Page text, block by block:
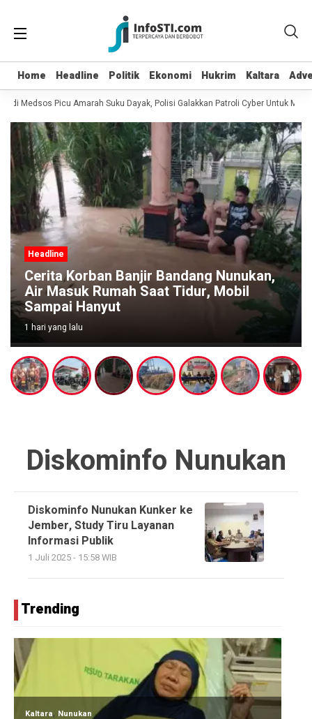
Home Headline Politik Ekonomi Hukrim Kaltara
Home Headline Politik Ekonomi Hukrim Kaltara
Medsos Picu Amarah Suku Dayak, Polisi Galakkan Patroli Cyber Untuk
Headline
Cerita Korban Banjir Bandang Nunukan,
Air Masuk Rumah Saat Tidur, Mobil
Sampai Hanyut
1 hari yang lalu
Diskominfo Nunukan
Diskominfo Nunukan Kunker ke
Jember, Study Tiru Layanan
Informasi Publik
1 Juli 2025 - 15:58 WIB
Trending